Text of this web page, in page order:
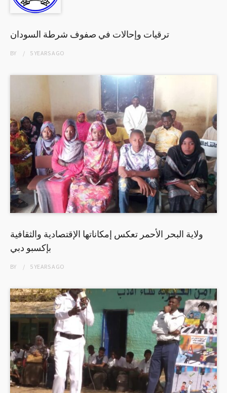
ترقيات وإحالات في صفوف شرطة السودان
BY 5 YEARSAGO
ولاية البحر الأحمر تعكس إمكاناتها الإقتصادية والثقافية
بإكسبو دبي
BY 5 YEARSAGO